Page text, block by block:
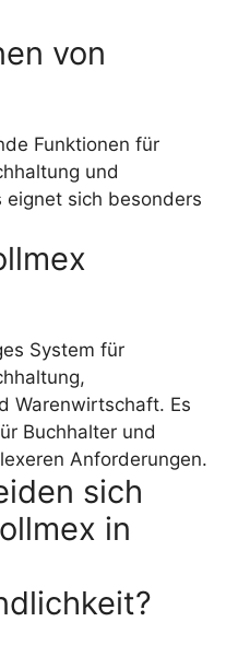
von
Funktionen für
und
eignet sich besonders
System für
Warenwirtschaft. Es
Buchhalter und
Anforderungen.
sich
in